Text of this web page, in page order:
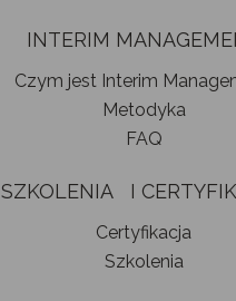
INTERIM
Czym jest Interim
Metodyka
FAQ
SZKOLENIA I
Certyfikacja
Szkolenia